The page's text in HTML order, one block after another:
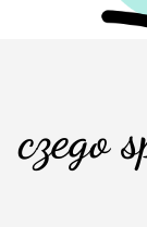
czego